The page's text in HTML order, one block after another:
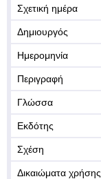
Σχετική ημέρα
Δημιουργός
Ημερομηνία
Περιγραφή
Γλώσσα
Εκδότης
Σχέση
Δικαιώματα χρήσης